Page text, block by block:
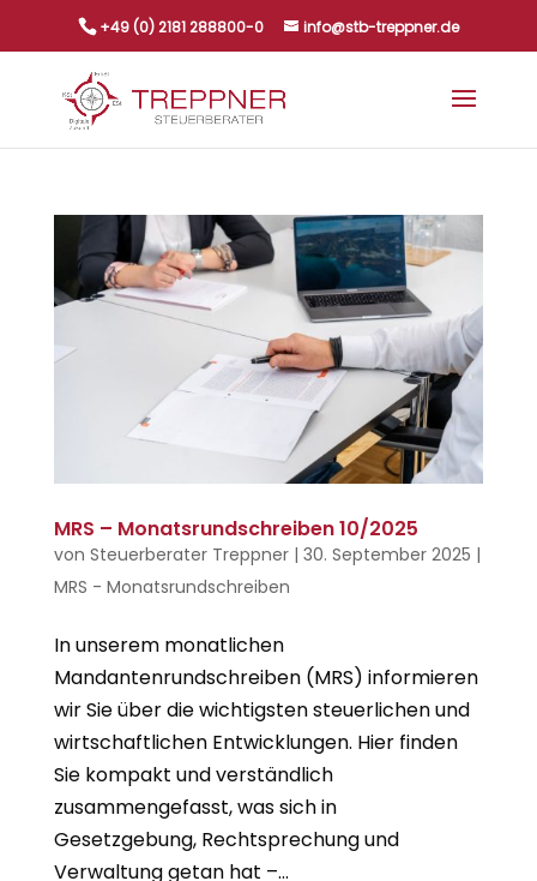
+49 (0) 2181 288800-0 info@stb-treppner.de
MRS – Monatsrundschreiben 10/2025
von Steuerberater Treppner| 30. September 2025 |
MRS - Monatsrundschreiben
In unserem monatlichen
Mandantenrundschreiben (MRS) informieren
wir Sie über die wichtigsten steuerlichen und
wirtschaftlichen Entwicklungen. Hier finden
Sie kompakt und verständlich
zusammengefasst, was sich in
Gesetzgebung, Rechtsprechung und
Verwaltung getan hat –...